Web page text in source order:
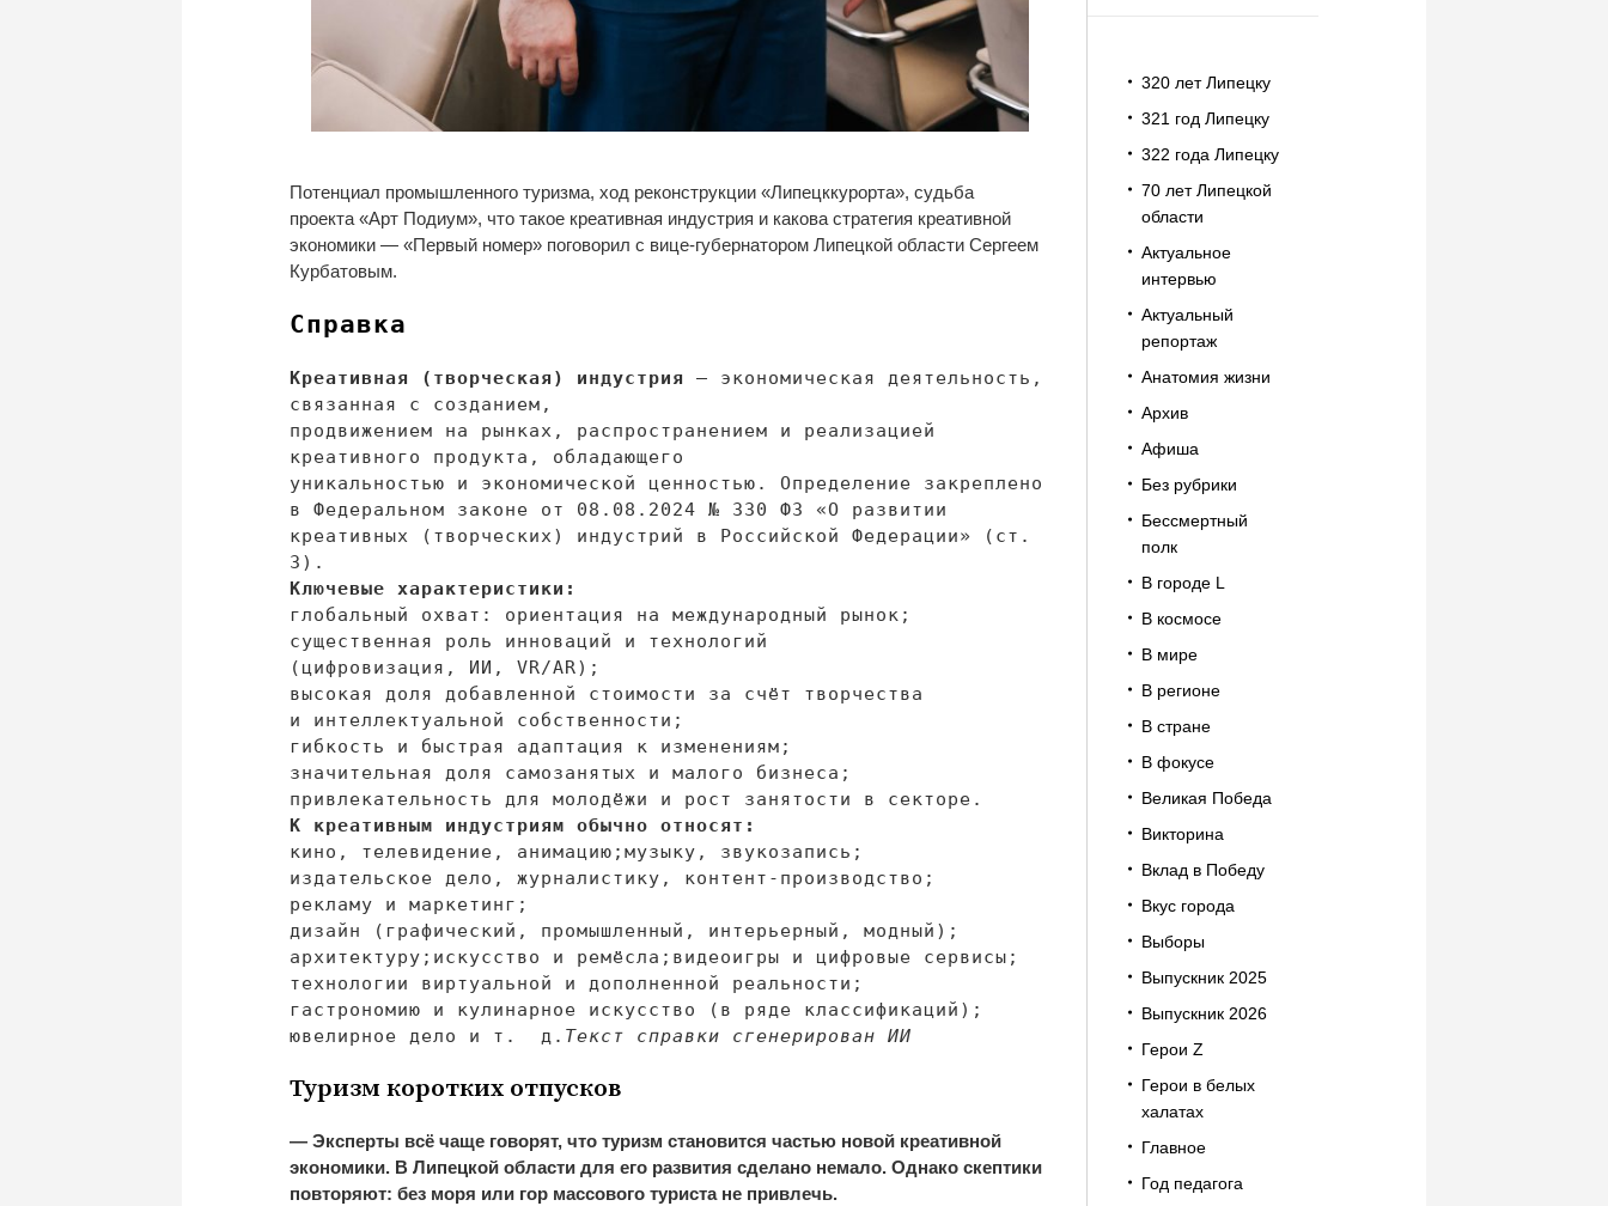
Потенциал промышленного туризма, ход реконструкции «Липецккурорта», судьба
проекта «Арт Подиум», что такое креативная индустрия и какова стратегия креативной
экономики — «Первый номер» поговорил с вице-губернатором Липецкой области Сергеем
Курбатовым.
Справка
Креативная (творческая) индустрия — экономическая деятельность,
связанная с
созданием,
продвижением на
рынках, распространением и
реализацией
креативного продукта, обладающего
уникальностью и
экономической ценностью. Определение закреплено
в
Федеральном законе от 08.08.2024 № 330 ФЗ «О
развитии
креативных (творческих) индустрий в
Российской Федерации»
(ст.
3).
Ключевые характеристики:
глобальный охват: ориентация на международный рынок;
существенная роль инноваций и
технологий
(цифровизация, ИИ, VR/AR);
высокая доля добавленной стоимости за
счёт творчества
и
интеллектуальной собственности;
гибкость и
быстрая адаптация к
изменениям;
значительная доля самозанятых и
малого бизнеса;
привлекательность для молодёжи и
рост занятости в
секторе.
К
креативным индустриям обычно относят:
кино, телевидение, анимацию; музыку, звукозапись;
издательское дело, журналистику, контент-производство;
рекламу и
маркетинг;
дизайн (графический, промышленный, интерьерный, модный);
архитектуру; искусство и ремёсла; видеоигры и
цифровые сервисы;
технологии виртуальной и
дополненной реальности;
гастрономию и
кулинарное искусство (в
ряде классификаций);
ювелирное дело и
т. д. Текст справки сгенерирован ИИ
Туризм коротких отпусков
— Эксперты всё чаще говорят, что туризм становится частью новой креативной
экономики. В Липецкой области для его развития сделано немало. Однако скептики
повторяют: без моря или гор массового туриста не привлечь.
320 лет Липецку
321 год Липецку
322 года Липецку
70 лет Липецкой
области
Актуальное
интервью
Актуальный
репортаж
Анатомия жизни
Архив
Афиша
Без рубрики
Бессмертный
полк
В городе L
В космосе
В мире
В регионе
В стране
В фокусе
Великая Победа
Викторина
Вклад в Победу
Вкус города
Выборы
Выпускник 2025
Выпускник 2026
Герои Z
Герои в белых
халатах
Главное
Год педагога